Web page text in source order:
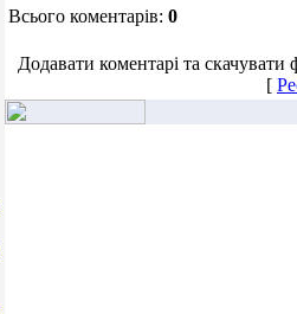
Всього коментарів: 0
Додавати коментарі та
[